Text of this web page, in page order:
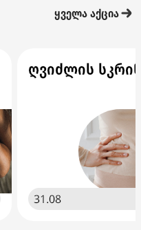
ყველა აქცია
ღვიძლის
31.08